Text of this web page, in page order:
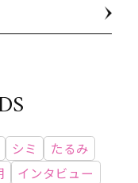
シミ
たるみ
インタビュー